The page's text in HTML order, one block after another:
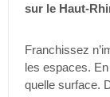
sur le Haut-
Franchissez
les espaces. En
quelle surface.